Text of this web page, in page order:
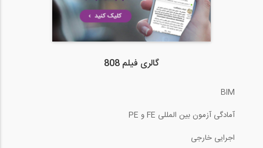
گالری فیلم 808
BIM
آمادگی آزمون بین المللی FE و PE
اجرایی خارجی